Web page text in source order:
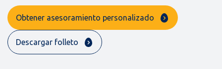
Obtener asesoramiento personalizado
Descargar folleto